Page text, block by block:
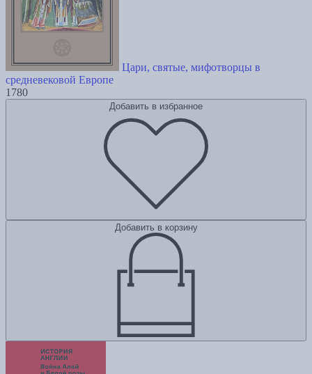
Цари, святые, мифотворцы в
средневековой Европе
1780
Добавить в избранное
Добавить в корзину